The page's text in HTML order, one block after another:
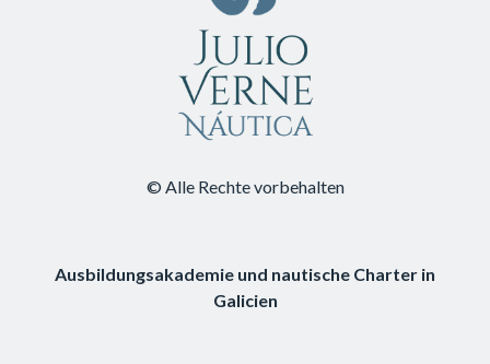
© Alle Rechte vorbehalten
Ausbildungsakademie und nautische Charter in
Galicien